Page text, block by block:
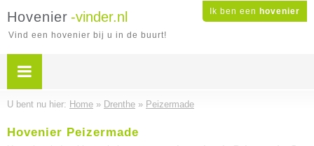
Ik ben een hovenier
Hovenier -vinder.nl
Vind een hovenier bij u in de buurt!
U bent nu hier: Home » Drenthe » Peizermade
Hovenier Peizermade